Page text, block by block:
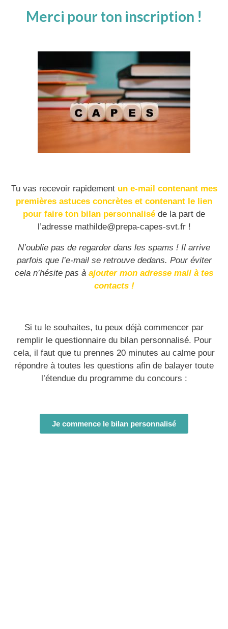
Merci pour ton inscription !
Tu vas recevoir rapidement un e-mail contenant mes
premières astuces concrètes et contenant le lien
pour faire ton bilan personnalisé de la part de
l’adresse mathilde@prepa-capes-svt.fr !
N’oublie pas de regarder dans les spams ! Il arrive
parfois que l’e-mail se retrouve dedans. Pour éviter
cela n’hésite pas à ajouter mon adresse mail à tes
contacts !
Si tu le souhaites, tu peux déjà commencer par
remplir le questionnaire du bilan personnalisé. Pour
cela, il faut que tu prennes 20 minutes au calme pour
répondre à toutes les questions afin de balayer toute
l’étendue du programme du concours :
Je commence le bilan personnalisé